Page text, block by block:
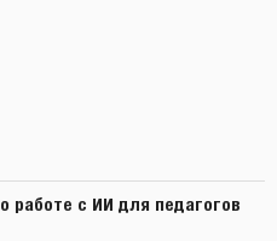
работе с ИИ для педагогов